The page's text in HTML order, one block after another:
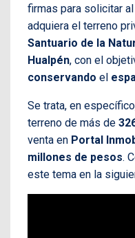
firmas para solicitar al
adquiera el terreno
Santuario de la
Hualpén, con el
conservando el
Se trata, en
terreno de más de
venta en Portal
millones de pesos.
este tema en la